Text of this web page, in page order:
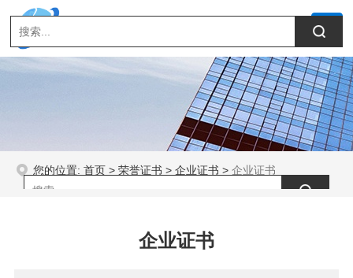
您的位置: 首页 > 荣誉证书 > 企业证书 > 企业证书
企业证书